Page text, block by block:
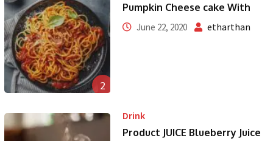
2
Pumpkin Cheese cake With
June 22, 2020 etharthan
Drink
Product JUICE Blueberry Juice